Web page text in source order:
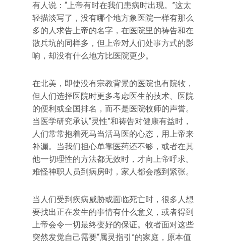
有人说：“上帝有时在我们患病时出现。”这太
轻描淡写了，没有哪个地方象医院一样有那么
多的人求告上帝的名字，在医院里的祷告和在
散兵坑的同样多，但上帝对人们处事方式的影
响，却没有什么地方比医院更少。
在北美，即使没有宗教背景的医院也有院牧，
但人们选择医院时更多考虑医生的技术、医院
的便利或全国排名，而不是医院牧师的声誉。
当医学研究承认“灵性”和祷告对健康有益时，
人们常常抱着死马当活马医的心态，用上帝来
补漏。当我们担心单靠医药还不够，或者在其
他一切理性的方法都无效时，才向上帝呼求。
难怪神职人员到病房时，家人都会感到紧张。
当人们受到疾病威胁或面临死亡时，很多人想
要找出正在发生的事情有什么意义，或者得到
上帝会令一切最终变好的保证。牧者面对这些
突然发觉自己需要“属灵指引”的家庭，原本值